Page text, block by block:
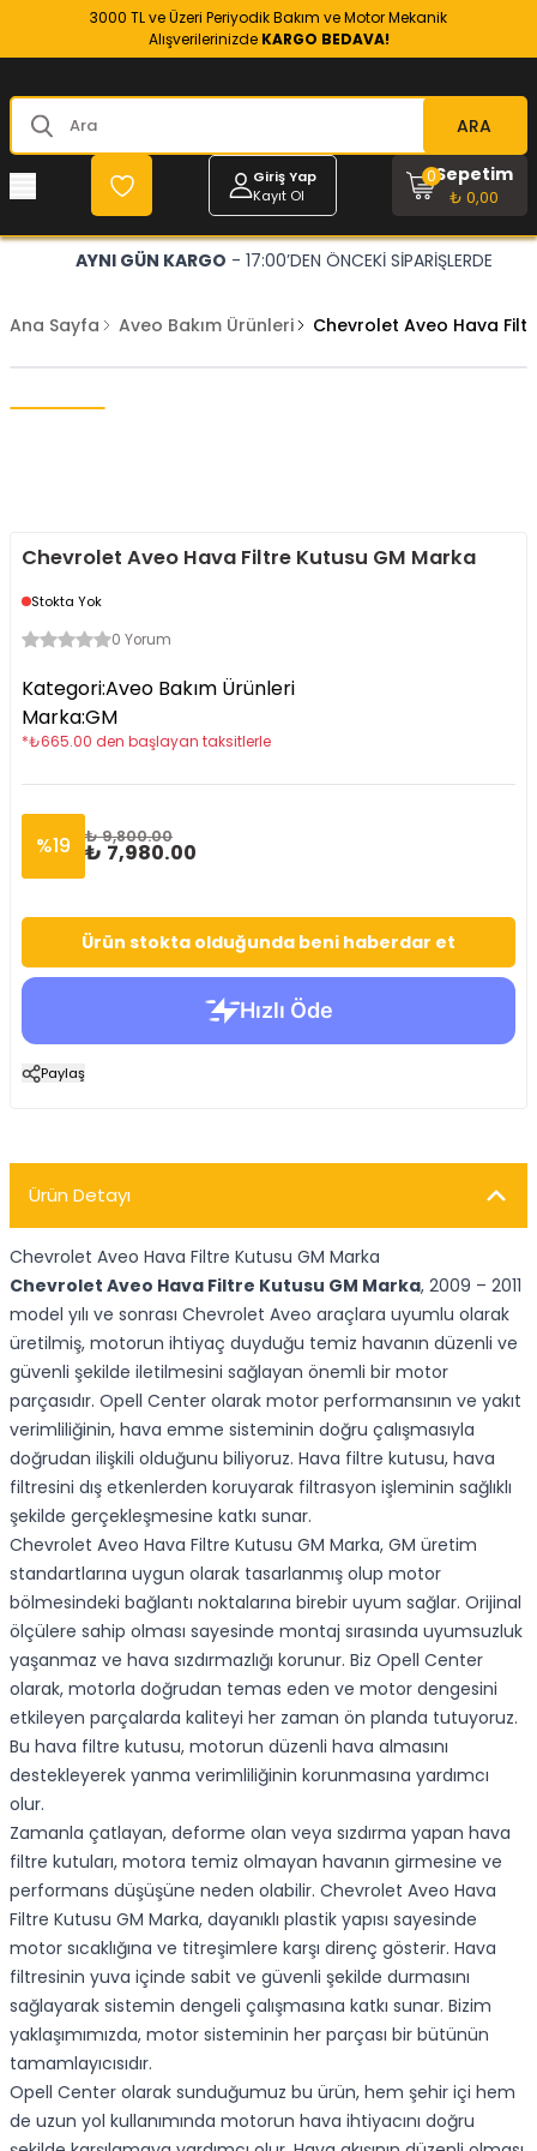
3000 TL ve Üzeri Periyodik Bakım ve Motor Mekanik
Alışverilerinizde KARGO BEDAVA!
ARA
Giriş Yap
Kayıt Ol
Sepetim
₺ 0,00
0
AYNI GÜN KARGO - 17:00’DEN ÖNCEKİ SİPARİŞLERDE
Ana Sayfa Aveo Bakım Ürünleri Chevrolet Aveo Hava
Chevrolet Aveo Hava Filtre Kutusu GM Marka
Stokta Yok
0 Yorum
Kategori:Aveo Bakım Ürünleri
Marka:GM
*₺665.00 den başlayan taksitlerle
%19 ₺ 9,800.00
₺ 7,980.00
Ürün stokta olduğunda beni haberdar et
Paylaş
Ürün Detayı
Chevrolet Aveo Hava Filtre Kutusu GM Marka
Chevrolet Aveo Hava Filtre Kutusu GM Marka, 2009 – 2011
model yılı ve sonrası Chevrolet Aveo araçlara uyumlu olarak
üretilmiş, motorun ihtiyaç duyduğu temiz havanın düzenli ve
güvenli şekilde iletilmesini sağlayan önemli bir motor
parçasıdır. Opell Center olarak motor performansının ve yakıt
verimliliğinin, hava emme sisteminin doğru çalışmasıyla
doğrudan ilişkili olduğunu biliyoruz. Hava filtre kutusu, hava
filtresini dış etkenlerden koruyarak filtrasyon işleminin sağlıklı
şekilde gerçekleşmesine katkı sunar.
Chevrolet Aveo Hava Filtre Kutusu GM Marka, GM üretim
standartlarına uygun olarak tasarlanmış olup motor
bölmesindeki bağlantı noktalarına birebir uyum sağlar. Orijinal
ölçülere sahip olması sayesinde montaj sırasında uyumsuzluk
yaşanmaz ve hava sızdırmazlığı korunur. Biz Opell Center
olarak, motorla doğrudan temas eden ve motor dengesini
etkileyen parçalarda kaliteyi her zaman ön planda tutuyoruz.
Bu hava filtre kutusu, motorun düzenli hava almasını
destekleyerek yanma verimliliğinin korunmasına yardımcı
olur.
Zamanla çatlayan, deforme olan veya sızdırma yapan hava
filtre kutuları, motora temiz olmayan havanın girmesine ve
performans düşüşüne neden olabilir. Chevrolet Aveo Hava
Filtre Kutusu GM Marka, dayanıklı plastik yapısı sayesinde
motor sıcaklığına ve titreşimlere karşı direnç gösterir. Hava
filtresinin yuva içinde sabit ve güvenli şekilde durmasını
sağlayarak sistemin dengeli çalışmasına katkı sunar. Bizim
yaklaşımımızda, motor sisteminin her parçası bir bütünün
tamamlayıcısıdır.
Opell Center olarak sunduğumuz bu ürün, hem şehir içi hem
de uzun yol kullanımında motorun hava ihtiyacını doğru